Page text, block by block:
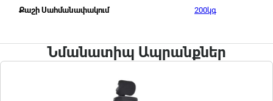
Քաշի Սահմանափակում 200կգ
Նմանատիպ Ապրանքներ